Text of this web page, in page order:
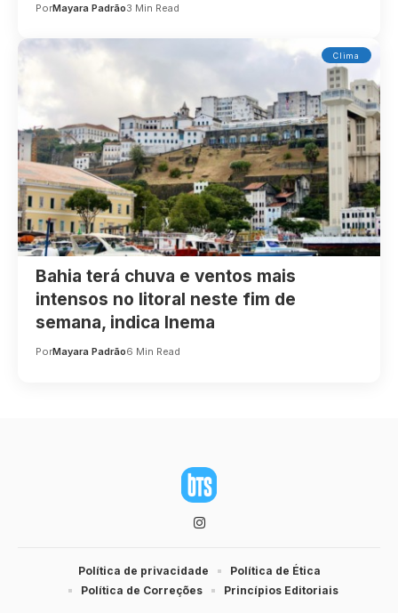
PorMayara Padrão3 Min Read
Clima
Bahia terá chuva e ventos mais
intensos no litoral neste fim de
semana, indica Inema
PorMayara Padrão6 Min Read
Política de privacidade
Política de Ética
Política de Correções
Princípios Editoriais